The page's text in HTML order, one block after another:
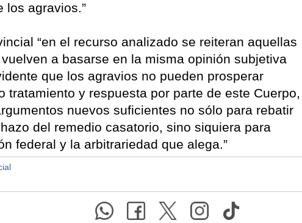
los agravios.”
“en el recurso analizado se reiteran aquellas
a basarse en la misma opinión subjetiva
que los agravios no pueden prosperar
tratamiento y respuesta por parte de este Cuerpo,
nuevos suficientes no sólo para rebatir
del remedio casatorio, sino siquiera para
federal y la arbitrariedad que alega.”